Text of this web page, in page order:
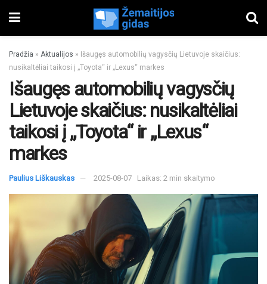
Pradžia » Aktualijos » Išaugęs automobilių vagysčių Lietuvoje skaičius:
nusikaltėliai taikosi į „Toyota“ ir „Lexus“ markes
Išaugęs automobilių vagysčių
Lietuvoje skaičius: nusikaltėliai
taikosi į „Toyota“ ir „Lexus“
markes
Paulius Liškauskas 2025-08-07 Laikas: 2 min skaitymo